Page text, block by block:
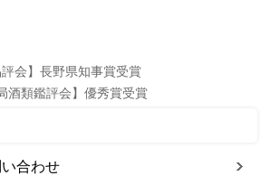
評会】長野県知事賞受賞
酒類鑑評会】優秀賞受賞
合わせ